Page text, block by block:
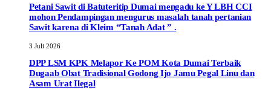
Petani Sawit di Batuteritip Dumai mengadu ke Y LBH CCI
mohon Pendampingan mengurus masalah tanah pertanian
Sawit karena di Kleim “Tanah Adat ” .
3 Juli 2026
DPP LSM KPK Melapor Ke POM Kota Dumai Terbaik
Dugaab Obat Tradisional Godong Ijo Jamu Pegal Linu dan
Asam Urat Ilegal